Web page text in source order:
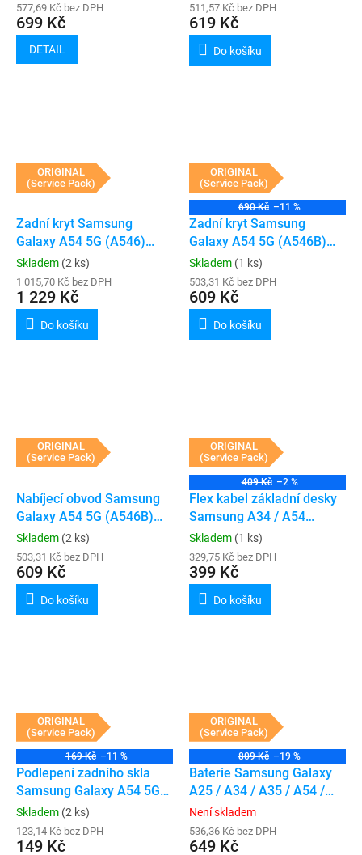
577,69 Kč bez DPH
699 Kč
DETAIL
511,57 Kč bez DPH
619 Kč
Do košíku
ORIGINAL
(Service Pack)
Zadní kryt Samsung
Galaxy A54 5G (A546)
(Service Pack) (White)
Skladem (2 ks)
1 015,70 Kč bez DPH
1 229 Kč
Do košíku
ORIGINAL
(Service Pack)
690 Kč –11 %
Zadní kryt Samsung
Galaxy A54 5G (A546B)
(Service Pack) (Black)
Skladem (1 ks)
503,31 Kč bez DPH
609 Kč
Do košíku
ORIGINAL
(Service Pack)
Nabíjecí obvod Samsung
Galaxy A54 5G (A546B)
(Service Pack)
Skladem (2 ks)
503,31 Kč bez DPH
609 Kč
Do košíku
ORIGINAL
(Service Pack)
409 Kč –2 %
Flex kabel základní desky
Samsung A34 / A54
(A346B / A546B) (Service
Pack)
Skladem (1 ks)
329,75 Kč bez DPH
399 Kč
Do košíku
ORIGINAL
(Service Pack)
169 Kč –11 %
Podlepení zadního skla
Samsung Galaxy A54 5G
(A546B)
Skladem (2 ks)
123,14 Kč bez DPH
149 Kč
ORIGINAL
(Service Pack)
809 Kč –19 %
Baterie Samsung Galaxy
A25 / A34 / A35 / A54 /
A55 (A256 / A346 / A356 /
A546 / A556) (Service
Pack)
Není skladem
536,36 Kč bez DPH
649 Kč